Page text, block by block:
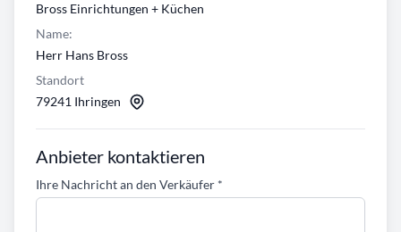
Bross Einrichtungen + Küchen
Name:
Herr Hans Bross
Standort
79241 Ihringen
Anbieter kontaktieren
Ihre Nachricht an den Verkäufer *